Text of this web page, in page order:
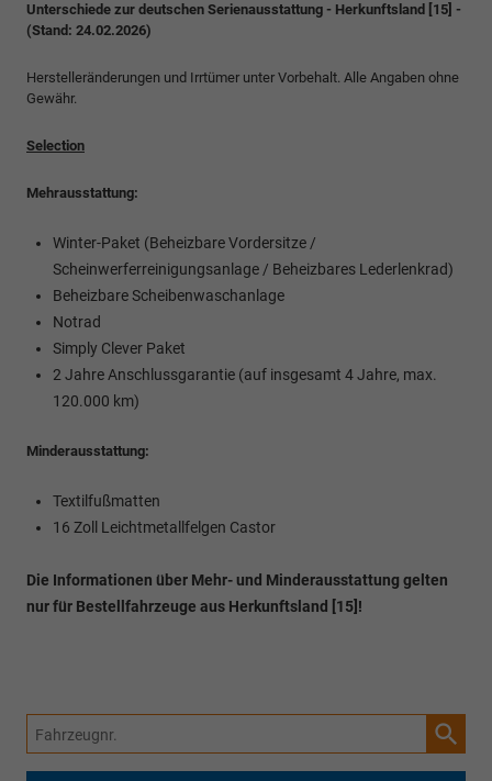
Unterschiede zur deutschen Serienausstattung - Herkunftsland [15] -
(Stand: 24.02.2026)
Herstelleränderungen und Irrtümer unter Vorbehalt. Alle Angaben ohne
Gewähr.
Selection
Mehrausstattung:
Winter-Paket (Beheizbare Vordersitze /
Scheinwerferreinigungsanlage / Beheizbares Lederlenkrad)
Beheizbare Scheibenwaschanlage
Notrad
Simply Clever Paket
2 Jahre Anschlussgarantie (auf insgesamt 4 Jahre, max.
120.000 km)
Minderausstattung:
Textilfußmatten
16 Zoll Leichtmetallfelgen Castor
Die Informationen über Mehr- und Minderausstattung gelten
nur für Bestellfahrzeuge aus Herkunftsland [15]!
Fahrzeugnr.